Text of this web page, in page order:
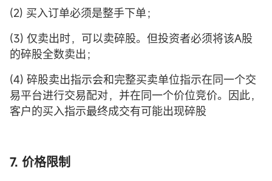
(2) 买入订单必须是整手下单；
(3) 仅卖出时，可以卖碎股。但投资者必须将该A股
的碎股全数卖出；
(4) 碎股卖出指示会和完整买卖单位指示在同一个交
易平台进行交易配对，并在同一个价位竞价。因此，
客户的买入指示最终成交有可能出现碎股
7. 价格限制